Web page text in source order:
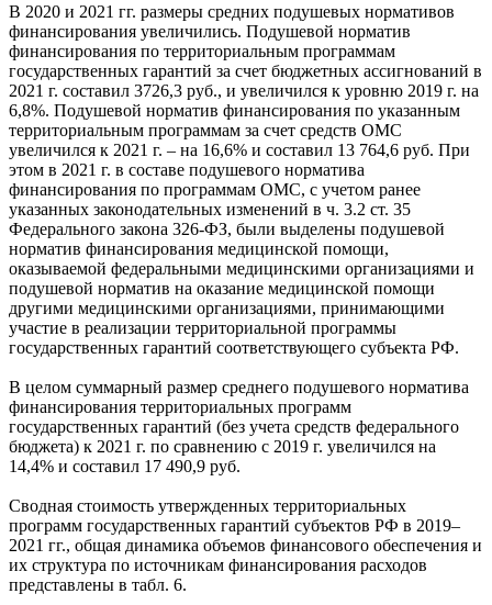
В 2020 и 2021 гг. размеры средних подушевых нормативов
финансирования увеличились. Подушевой норматив
финансирования по территориальным программам
государственных гарантий за счет бюджетных ассигнований в
2021 г. составил 3726,3 руб., и увеличился к уровню 2019 г. на
6,8%. Подушевой норматив финансирования по указанным
территориальным программам за счет средств ОМС
увеличился к 2021 г. – на 16,6% и составил 13 764,6 руб. При
этом в 2021 г. в составе подушевого норматива
финансирования по программам ОМС, с учетом ранее
указанных законодательных изменений в ч. 3.2 ст. 35
Федерального закона 326-ФЗ, были выделены подушевой
норматив финансирования медицинской помощи,
оказываемой федеральными медицинскими организациями и
подушевой норматив на оказание медицинской помощи
другими медицинскими организациями, принимающими
участие в реализации территориальной программы
государственных гарантий соответствующего субъекта РФ.
В целом суммарный размер среднего подушевого норматива
финансирования территориальных программ
государственных гарантий (без учета средств федерального
бюджета) к 2021 г. по сравнению с 2019 г. увеличился на
14,4% и составил 17 490,9 руб.
Сводная стоимость утвержденных территориальных
программ государственных гарантий субъектов РФ в 2019–
2021 гг., общая динамика объемов финансового обеспечения и
их структура по источникам финансирования расходов
представлены в табл. 6.